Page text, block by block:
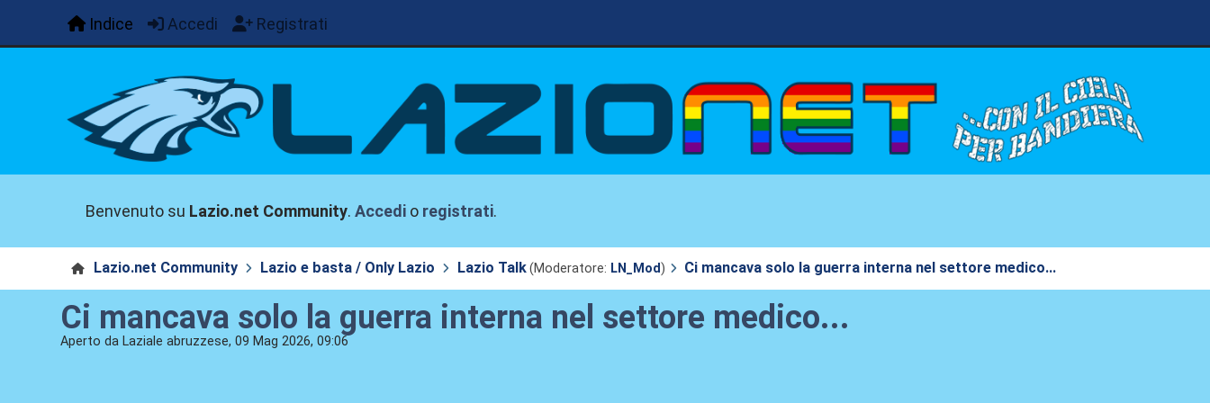
Indice Accedi Registrati
Benvenuto su Lazio.net Community.Accedi o registrati.
Lazio.net Community Lazio e basta / Only Lazio Lazio Talk(Moderatore: LN_Mod) Ci mancava solo la guerra interna nel settore medico...
Ci mancava solo la guerra interna nel settore medico...
Aperto da Laziale abruzzese, 09 Mag 2026, 09:06